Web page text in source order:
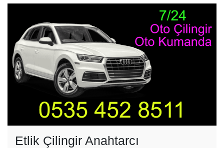
Etlik Çilingir Anahtarcı